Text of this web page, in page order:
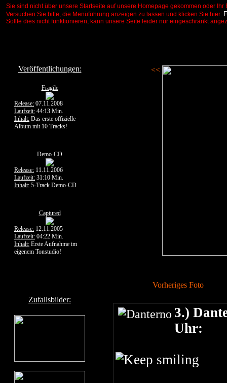
Sie sind nicht über unsere Startseite auf unsere Homepage gekommen oder
Versuchen Sie bitte, die Menüführung anzeigen zu lassen und klicken Sie hier:
Sollte dies nicht funktionieren, kann unsere Seite leider nur eingeschränkt
Veröffentlichungen:
Fragile
Release: 07.11.2008
Laufzeit: 44:13 Min.
Inhalt: Das erste offizielle
Album mit 10 Tracks!
Demo-CD
Release: 11.11.2006
Laufzeit: 31:10 Min.
Inhalt: 5-Track Demo-CD
Captured
Release: 12.11.2005
Laufzeit: 04:22 Min.
Inhalt: Erste Aufnahme im
eigenem Tonstudio!
Zufallsbilder:
<<
Vorheriges Foto
3.)
Uhr: